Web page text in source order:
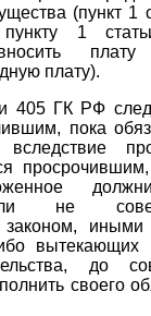
(пункт 1
пункту 1
плату).
405 ГК РФ
пока
не
законом,
до
своего